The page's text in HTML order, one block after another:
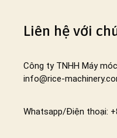
Liên hệ với
Công ty TNHH Máy
info@rice-
Whatsapp/Điện thoại: